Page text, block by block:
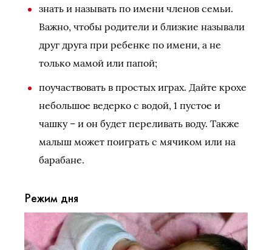
знать и называть по имени членов семьи.
Важно, чтобы родители и близкие называли
друг друга при ребенке по имени, а не
только мамой или папой;
поучаствовать в простых играх. Дайте крохе
небольшое ведерко с водой, 1 пустое и
чашку – и он будет переливать воду. Также
малыш может поиграть с мячиком или на
барабане.
Режим дня